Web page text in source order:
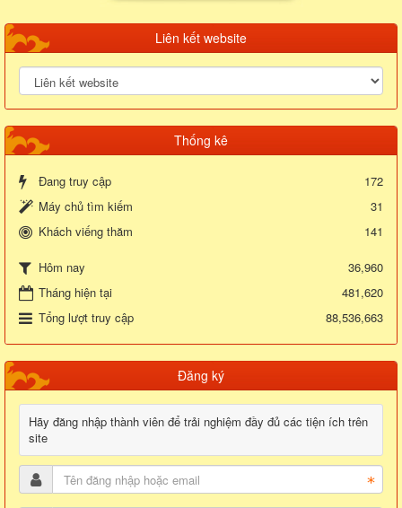
Liên kết website
Thống kê
Đang truy cập
172
Máy chủ tìm kiếm
31
Khách viếng thăm
141
Hôm nay
36,960
Tháng hiện tại
481,620
Tổng lượt truy cập
88,536,663
Đăng ký
Hãy đăng nhập thành viên để trải nghiệm đầy đủ các tiện ích trên
site